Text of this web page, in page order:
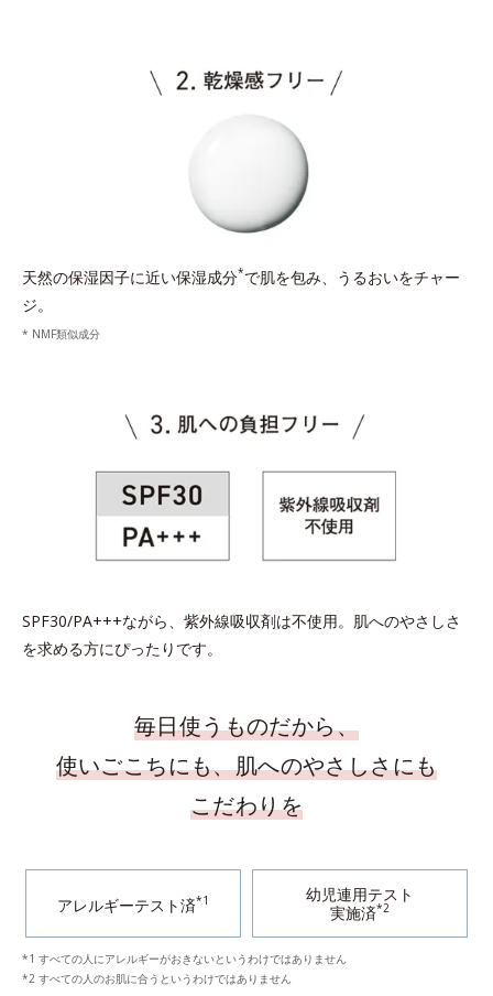
天然の保湿因子に近い保湿成分*で肌を包み、うるおいをチャー
ジ。
* NMF類似成分
SPF30/PA+++ながら、紫外線吸収剤は不使用。肌へのやさしさ
を求める方にぴったりです。
毎日使うものだから、
使いごこちにも、肌へのやさしさにも
こだわりを
アレルギーテスト済*1
幼児連用テスト
実施済*2
*1 すべての人にアレルギーがおきないというわけではありません
*2 すべての人のお肌に合うというわけではありません